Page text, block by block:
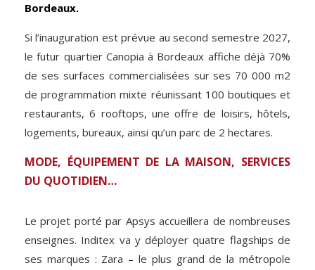
Bordeaux.
Si l’inauguration est prévue au second semestre 2027,
le futur quartier Canopia à Bordeaux affiche déjà 70%
de ses surfaces commercialisées sur ses 70 000 m2
de programmation mixte réunissant 100 boutiques et
restaurants, 6 rooftops, une offre de loisirs, hôtels,
logements, bureaux, ainsi qu’un parc de 2 hectares.
MODE, ÉQUIPEMENT DE LA MAISON, SERVICES
DU QUOTIDIEN…
Le projet porté par Apsys accueillera de nombreuses
enseignes. Inditex va y déployer quatre flagships de
ses marques : Zara – le plus grand de la métropole